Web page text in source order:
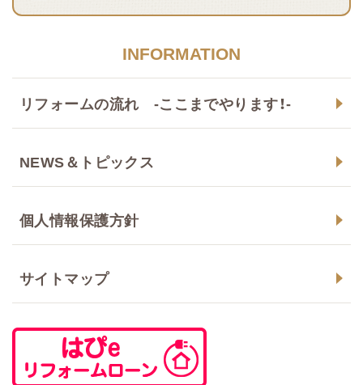
INFORMATION
リフォームの流れ -ここまでやります！-
NEWS＆トピックス
個人情報保護方針
サイトマップ